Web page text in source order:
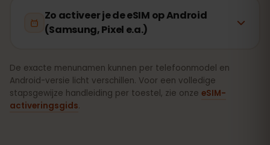
Zo activeer je de eSIM op Android
(Samsung, Pixel e.a.)
De exacte menunamen kunnen per telefoonmodel en
Android-versie licht verschillen. Voor een volledige
stapsgewijze handleiding per toestel, zie onze eSIM-
activeringsgids.